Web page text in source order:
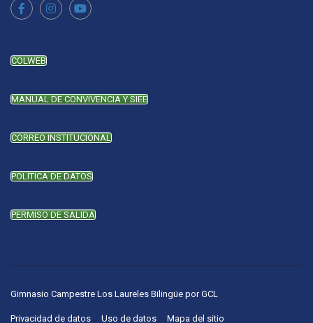
COLWEB
MANUAL DE CONVIVENCIA Y SIEE
CORREO INSTITUCIONAL
POLÍTICA DE DATOS
PERMISO DE SALIDA
Gimnasio Campestre Los Laureles Bilingüe porGCL
Privacidad de datos Uso de datos Mapa del sitio